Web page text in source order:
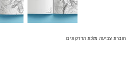
חוברת צביעה מלכת הדרקונים